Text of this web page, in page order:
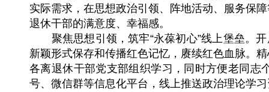
实际需求，在思想政治引领、阵地活动、服务保
退休干部的满意度、幸福感。
聚焦思想引领，筑牢“永葆初心”线上堡垒。开
新颖形式保存和传播红色记忆，赓续红色血脉。
各离退休干部党支部组织学习，同时方便老同志
号、微信群等信息化平台，线上推送政治理论学